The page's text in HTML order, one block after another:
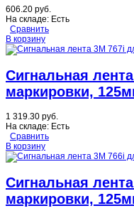
606.20 руб.
На складе: Есть
Сравнить
В корзину
Сигнальная
маркировки,
1 319.30 руб.
На складе: Есть
Сравнить
В корзину
Сигнальная
маркировки,